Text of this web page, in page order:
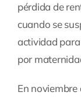
pérdida de
cuando se
actividad
por
En noviembre